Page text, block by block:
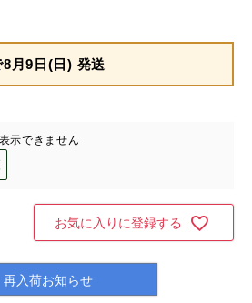
8月9日(日) 発送
示できません
お気に入りに登録する
再入荷お知らせ